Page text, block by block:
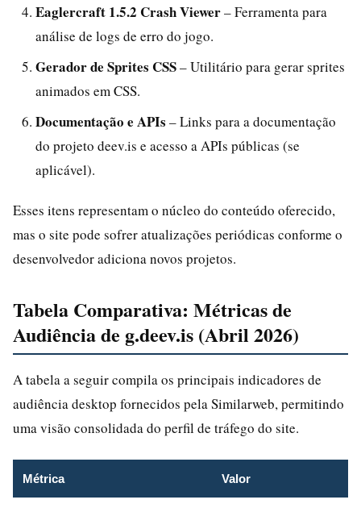
Eaglercraft 1.5.2 Crash Viewer– Ferramenta para
análise de logs de erro do jogo.
Gerador de Sprites CSS– Utilitário para gerar sprites
animados em CSS.
Documentação e APIs – Links para a documentação
do projeto deev.is e acesso a APIs públicas (se
aplicável).
Esses itens representam o núcleo do conteúdo oferecido,
mas o site pode sofrer atualizações periódicas conforme o
desenvolvedor adiciona novos projetos.
Tabela Comparativa: Métricas de
Audiência de g.deev.is (Abril 2026)
A tabela a seguir compila os principais indicadores de
audiência desktop fornecidos pela Similarweb, permitindo
uma visão consolidada do perfil de tráfego do site.
Métrica Valor